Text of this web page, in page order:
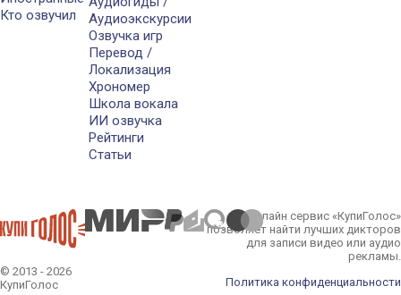
Кто озвучил
Аудиоэкскурсии
Озвучка игр
Перевод /
Локализация
Хрономер
Школа вокала
ИИ озвучка
Рейтинги
Статьи
© 2013 - 2026
КупиГолос
Онлайн сервис «КупиГолос»
позволяет найти лучших дикторов
для записи видео или аудио
рекламы.
Политика конфиденциальности